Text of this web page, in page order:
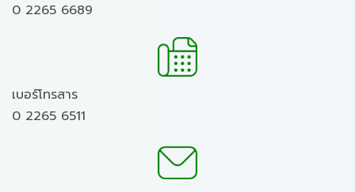
0 2265 6689
เบอร์โทรสาร
0 2265 6511